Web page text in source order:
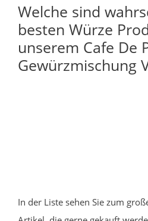
Welche sind
besten Würze
unserem Cafe De
Gewürzmischung
In der Liste sehen Sie zum